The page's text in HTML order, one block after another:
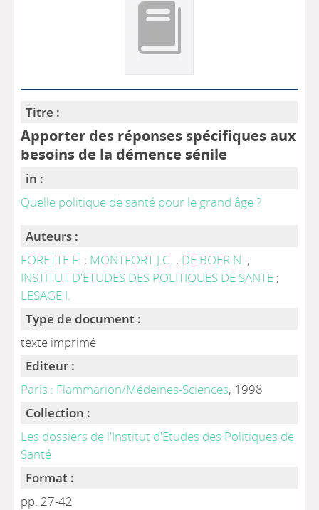
Titre :
Apporter des réponses spécifiques aux
besoins de la démence sénile
in :
Quelle politique de santé pour le grand âge ?
Auteurs :
FORETTE F. ; MONTFORT J.C. ; DE BOER N. ;
INSTITUT D'ETUDES DES POLITIQUES DE SANTE ;
LESAGE I.
Type de document :
texte imprimé
Editeur :
Paris : Flammarion/Médeines-Sciences, 1998
Collection :
Les dossiers de l'Institut d'Etudes des Politiques de
Santé
Format :
pp. 27-42